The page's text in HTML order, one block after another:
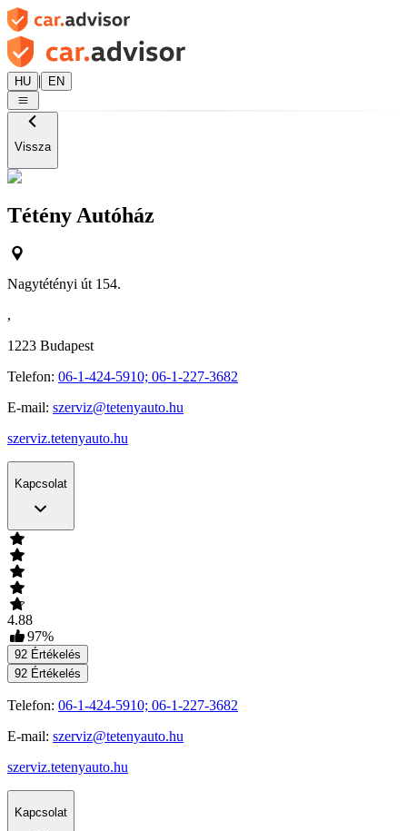
HU | EN
Vissza
Tétény Autóház
Nagytétényi út 154.
,
1223 Budapest
Telefon: 06-1-424-5910; 06-1-227-3682
E-mail: szerviz@tetenyauto.hu
szerviz.tetenyauto.hu
Kapcsolat
4.88
97%
92 Értékelés
92 Értékelés
Telefon: 06-1-424-5910; 06-1-227-3682
E-mail: szerviz@tetenyauto.hu
szerviz.tetenyauto.hu
Kapcsolat